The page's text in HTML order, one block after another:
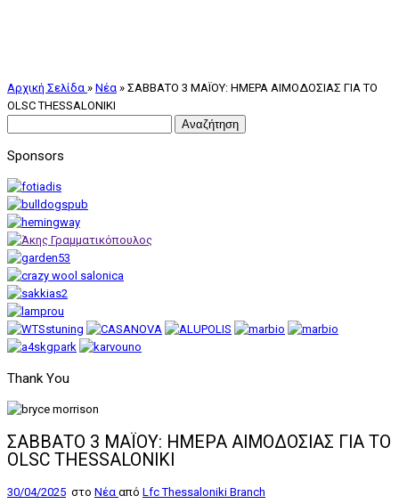
Αρχική Σελίδα » Nέα » ΣΑΒΒΑΤΟ 3 ΜΑΪΟΥ: ΗΜΕΡΑ ΑΙΜΟΔΟΣΙΑΣ ΓΙΑ ΤΟ
OLSC THESSALONIKI
Sponsors
Thank You
ΣΑΒΒΑΤΟ 3 ΜΑΪΟΥ: ΗΜΕΡΑ ΑΙΜΟΔΟΣΙΑΣ ΓΙΑ ΤΟ
OLSC THESSALONIKI
30/04/2025 στο Nέα από Lfc Thessaloniki Branch